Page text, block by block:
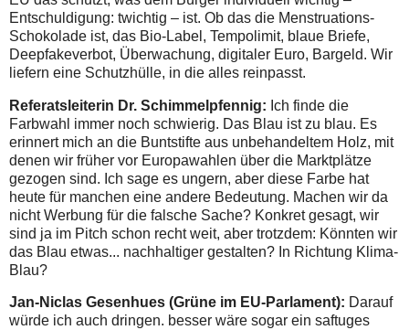
Entschuldigung: twichtig – ist. Ob das die Menstruations-
Schokolade ist, das Bio-Label, Tempolimit, blaue Briefe,
Deepfakeverbot, Überwachung, digitaler Euro, Bargeld. Wir
liefern eine Schutzhülle, in die alles reinpasst.
Referatsleiterin Dr. Schimmelpfennig: Ich finde die
Farbwahl immer noch schwierig. Das Blau ist zu blau. Es
erinnert mich an die Buntstifte aus unbehandeltem Holz, mit
denen wir früher vor Europawahlen über die Marktplätze
gezogen sind. Ich sage es ungern, aber diese Farbe hat
heute für manchen eine andere Bedeutung. Machen wir da
nicht Werbung für die falsche Sache? Konkret gesagt, wir
sind ja im Pitch schon recht weit, aber trotzdem: Könnten wir
das Blau etwas... nachhaltiger gestalten? In Richtung Klima-
Blau?
Jan-Niclas Gesenhues (Grüne im EU-Parlament): Darauf
würde ich auch dringen. besser wäre sogar ein saftuges